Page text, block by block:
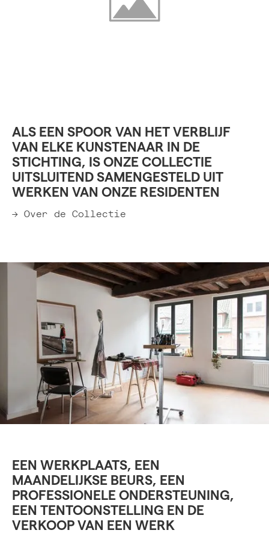
ALS EEN SPOOR VAN HET VERBLIJF
VAN ELKE KUNSTENAAR IN DE
STICHTING, IS ONZE COLLECTIE
UITSLUITEND SAMENGESTELD UIT
WERKEN VAN ONZE RESIDENTEN
→ Over de Collectie
EEN WERKPLAATS, EEN
MAANDELIJKSE BEURS, EEN
PROFESSIONELE ONDERSTEUNING,
EEN TENTOONSTELLING EN DE
VERKOOP VAN EEN WERK